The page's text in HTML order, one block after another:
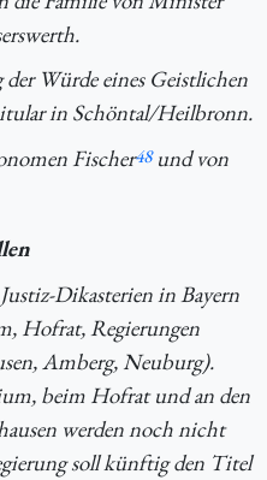
Würde eines Geistlichen
in Schöntal/Heilbronn.
Fischer48und von
Dikasterien in Bayern
Hofrat, Regierungen
Amberg, Neuburg).
beim Hofrat und an den
werden noch nicht
soll künftig den Titel